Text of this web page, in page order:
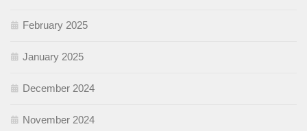
February 2025
January 2025
December 2024
November 2024